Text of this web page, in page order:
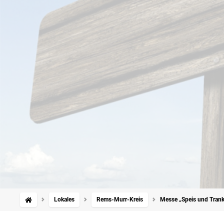
Lokales Rems-Murr-Kreis Messe „Speis und